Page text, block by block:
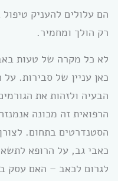
הם עלולים להעניק
רק הולך ומחמיר.
לא כל מקרה של טעות
כאן עניין של סבירות.
הבעיה ולזהות את
הרפואית זה מכונה
הסטנדרטים בתחום.
כאבי גב, על הרופא
לגרום לכאב – האם עסק